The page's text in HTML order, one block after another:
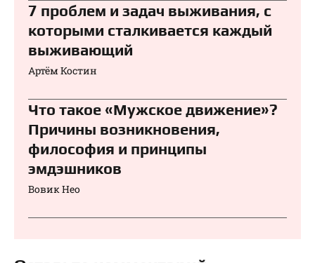
7 проблем и задач выживания, с
которыми сталкивается каждый
выживающий
Артём Костин
Что такое «Мужское движение»?
Причины возникновения,
философия и принципы
эмдэшников
Вовик Нео